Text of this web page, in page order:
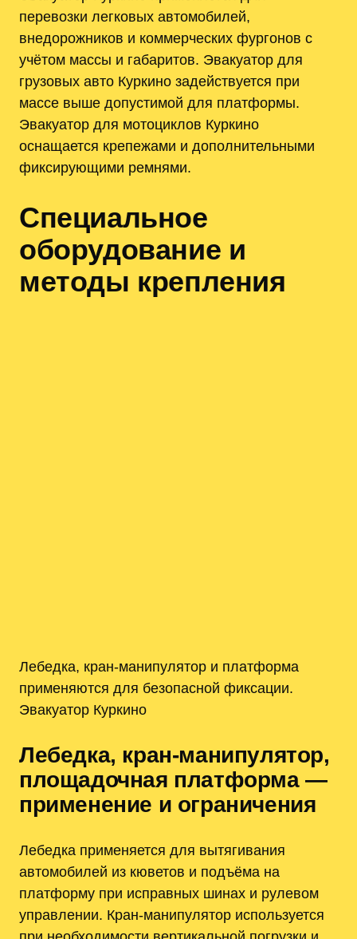
перевозки легковых автомобилей,
внедорожников и коммерческих фургонов с
учётом массы и габаритов. Эвакуатор для
грузовых авто Куркино задействуется при
массе выше допустимой для платформы.
Эвакуатор для мотоциклов Куркино
оснащается крепежами и дополнительными
фиксирующими ремнями.
Специальное
оборудование и
методы крепления
Лебедка, кран-манипулятор и платформа
применяются для безопасной фиксации.
Эвакуатор Куркино
Лебедка, кран-манипулятор,
площадочная платформа —
применение и ограничения
Лебедка применяется для вытягивания
автомобилей из кюветов и подъёма на
платформу при исправных шинах и рулевом
управлении. Кран-манипулятор используется